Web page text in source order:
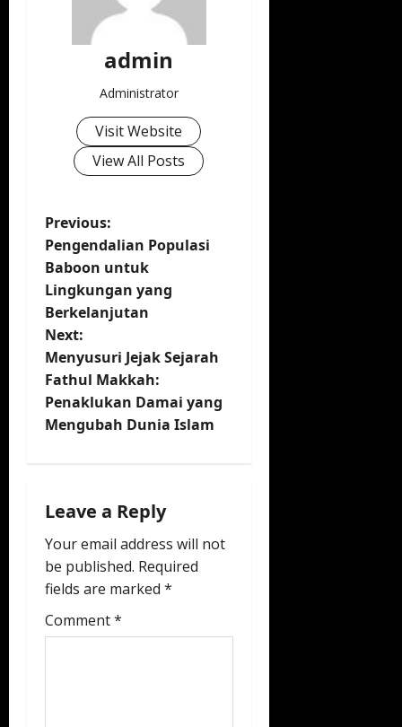
admin
Administrator
Visit Website
View All Posts
P
o
s
t
n
a
g
a
t
i
Previous:
Pengendalian Populasi
Baboon untuk
Lingkungan yang
Berkelanjutan
Next:
Menyusuri Jejak Sejarah
Fathul Makkah:
Penaklukan Damai yang
Mengubah Dunia Islam
Leave a Reply
Your email address will not
be published. Required
fields are marked *
Comment*